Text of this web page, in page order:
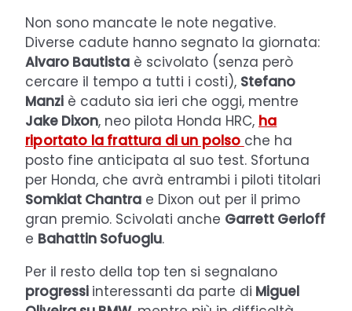
Non sono mancate le note negative.
Diverse cadute hanno segnato la giornata:
Alvaro Bautista è scivolato (senza però
cercare il tempo a tutti i costi), Stefano
Manzi è caduto sia ieri che oggi, mentre
Jake Dixon, neo pilota Honda HRC, ha
riportato la frattura di un polso che ha
posto fine anticipata al suo test. Sfortuna
per Honda, che avrà entrambi i piloti titolari
Somkiat Chantra e Dixon out per il primo
gran premio. Scivolati anche Garrett Gerloff
e Bahattin Sofuoglu.
Per il resto della top ten si segnalano
progressi interessanti da parte di Miguel